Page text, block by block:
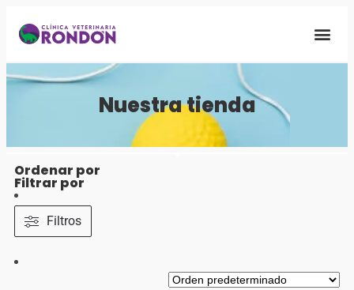
Nuestra tienda
Ordenar por
Filtrar por
Filtros